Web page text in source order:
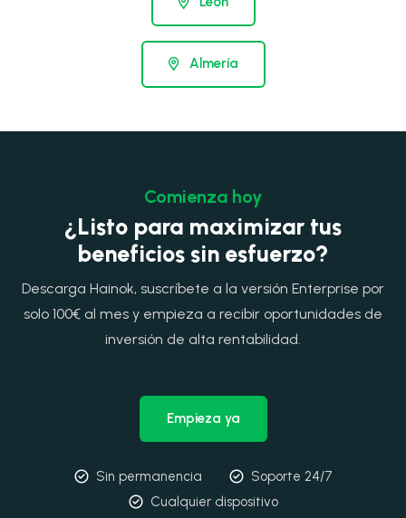
Almería
Comienza hoy
¿Listo para maximizar tus
beneficios sin esfuerzo?
Descarga Hainok, suscríbete a la versión Enterprise por
solo 100€ al mes y empieza a recibir oportunidades de
inversión de alta rentabilidad.
Empieza ya
Sin permanencia
Soporte 24/7
Cualquier dispositivo